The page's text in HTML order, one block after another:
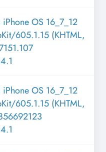
OS 16_7_12
605.1.15 (KHTML,
OS 16_7_12
605.1.15 (KHTML,